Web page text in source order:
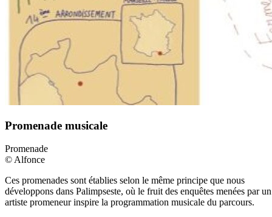
Promenade musicale
Promenade
© Alfonce
Ces promenades sont établies selon le même principe que nous
développons dans Palimpseste, où le fruit des enquêtes menées par un
artiste promeneur inspire la programmation musicale du parcours.